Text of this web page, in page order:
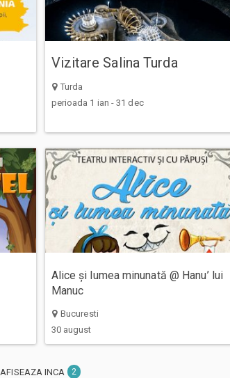
Vizitare Salina Turda
Turda
perioada 1 ian - 31 dec
Alice și lumea minunată @ Hanu’ lui
Manuc
Bucuresti
30 august
AFISEAZA INCA 2